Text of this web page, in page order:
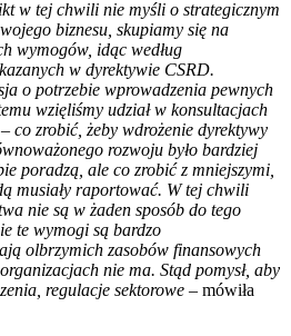
w tej chwili nie myśli o strategicznym
biznesu, skupiamy się na
wymogów, idąc według
w dyrektywie CSRD.
o potrzebie wprowadzenia pewnych
wzięliśmy udział w konsultacjach
co zrobić, żeby wdrożenie dyrektywy
rozwoju było bardziej
poradzą, ale co zrobić z mniejszymi,
musiały raportować. W tej chwili
nie są w żaden sposób do tego
te wymogi są bardzo
olbrzymich zasobów finansowych
nie ma. Stąd pomysł, aby
regulacje sektorowe – mówiła